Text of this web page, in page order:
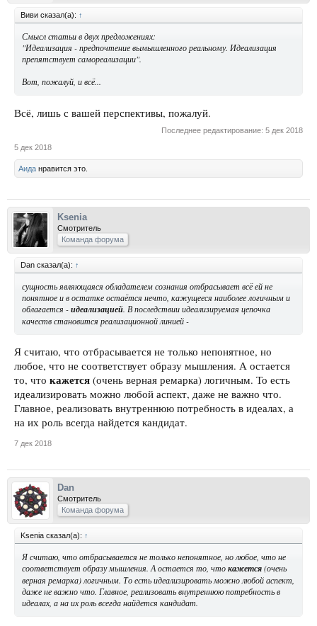
Виви сказал(а): ↑
Смысл статьи в двух предложениях:
"Идеализация - предпочтение вымышленного реальному. Идеализация
препятствует самореализации".
Вот, пожалуй, и всё...
Всё, лишь с вашей перспективы, пожалуй.
Последнее редактирование: 5 дек 2018
5 дек 2018
Аида нравится это.
Ksenia
Смотритель
Команда форума
Dan сказал(а): ↑
сущность являющаяся обладателем сознания отбрасывает всё ей не
понятное и в остатке остаётся нечто, кажущееся наиболее логичным и
облагается -идеализацией. В последствии идеализируемая цепочка
качеств становится реализационной линией -
Я считаю, что отбрасывается не только непонятное, но
любое, что не соответствует образу мышления. А остается
то, что кажется (очень верная ремарка) логичным. То есть
идеализировать можно любой аспект, даже не важно что.
Главное, реализовать внутреннюю потребность в идеалах, а
на их роль всегда найдется кандидат.
7 дек 2018
Dan
Смотритель
Команда форума
Ksenia сказал(а): ↑
Я считаю, что отбрасывается не только непонятное, но любое, что не
соответствует образу мышления. А остается то, чтокажется(очень
верная ремарка) логичным. То есть идеализировать можно любой аспект,
даже не важно что. Главное, реализовать внутреннюю потребность в
идеалах, а на их роль всегда найдется кандидат.